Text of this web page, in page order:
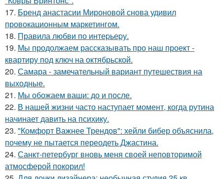
17. Бренд анастасии Мироновой снова удивил
провокационным маркетингом.
18. Правила любви по интеpьеpу.
19. Мы продолжаем рассказывать про наш проект -
квартиру под ключ на октябрьской.
20. Самара - замечательный вариант путешествия на
выходные.
21. Мы обожаем ваши: до и после.
22. В нашей жизни часто наступает момент, когда рутина
начинает давить на психику.
23. "Комфорт Важнее Трендов": хейли бибер объяснила,
почему не пытается переодеть Джастина.
24. Санкт-петербург вновь меня своей неповторимой
атмосферой покорил!